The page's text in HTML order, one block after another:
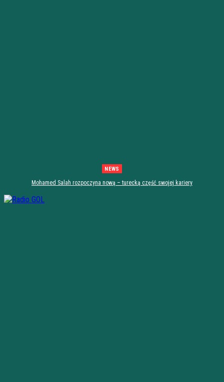
NEWS
Mohamed Salah rozpoczyna nową – turecką część swojej kariery